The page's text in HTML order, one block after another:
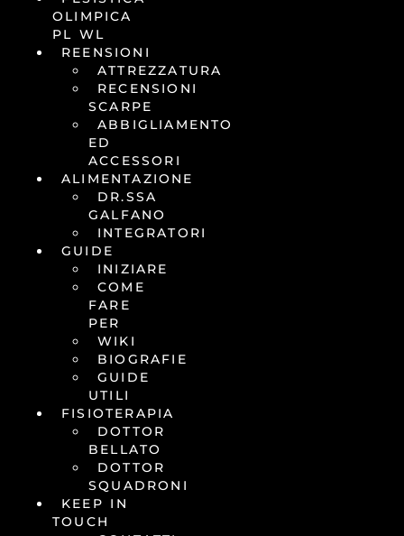
OLIMPICA
PL WL
REENSIONI
ATTREZZATURA
RECENSIONI
SCARPE
ABBIGLIAMENTO
ED
ACCESSORI
ALIMENTAZIONE
DR.SSA
GALFANO
INTEGRATORI
GUIDE
INIZIARE
COME
FARE
PER
WIKI
BIOGRAFIE
GUIDE
UTILI
FISIOTERAPIA
DOTTOR
BELLATO
DOTTOR
SQUADRONI
KEEP IN
TOUCH